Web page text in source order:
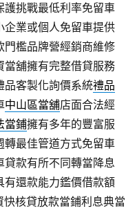
護挑戰最低利率免留車
企業或個人免留車提供
門檻品牌營經銷商維修
舖擁有完整借貸服務
品客製化詢價系統禮品
中山區當舖店面合法經
當鋪擁有多年的豐富服
轉最佳管道方式免留車
貸款有所不同轉當降息
還款能力鑑價借款額
核貸放款當鋪利息典當